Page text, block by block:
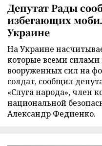
Депутат Рады
избегающих
Украине
На Украине
которые всеми
вооруженных сил на
солдат, сообщил
«Слуга народа», член
национальной
Александр Федиенко.